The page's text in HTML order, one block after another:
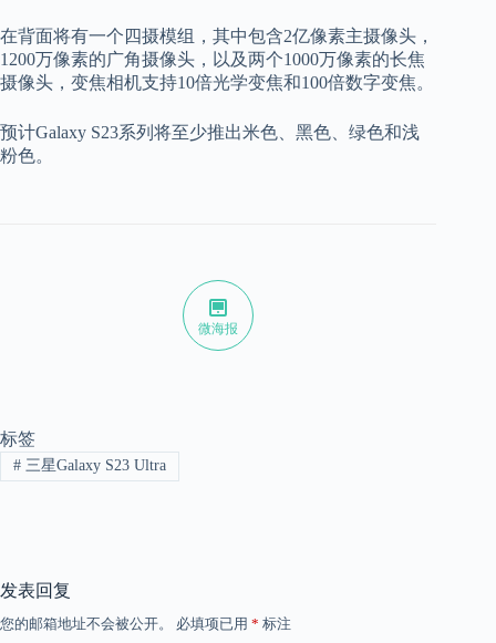
在背面将有一个四摄模组，其中包含2亿像素主摄像头，
1200万像素的广角摄像头，以及两个1000万像素的长焦
摄像头，变焦相机支持10倍光学变焦和100倍数字变焦。
预计Galaxy S23系列将至少推出米色、黑色、绿色和浅
粉色。
微海报
标签
#三星Galaxy S23 Ultra
发表回复
您的邮箱地址不会被公开。 必填项已用 * 标注